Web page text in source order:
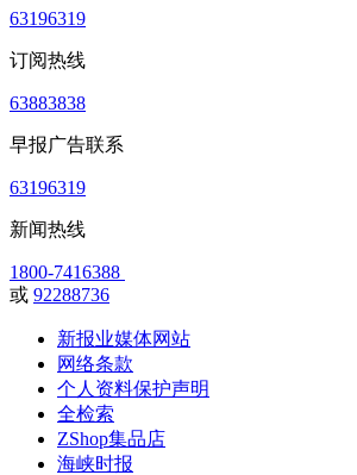
63196319
订阅热线
63883838
早报广告联系
63196319
新闻热线
1800-7416388
或 92288736
新报业媒体网站
网络条款
个人资料保护声明
全检索
ZShop集品店
海峡时报